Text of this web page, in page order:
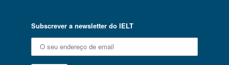
Subscrever a newsletter do IELT